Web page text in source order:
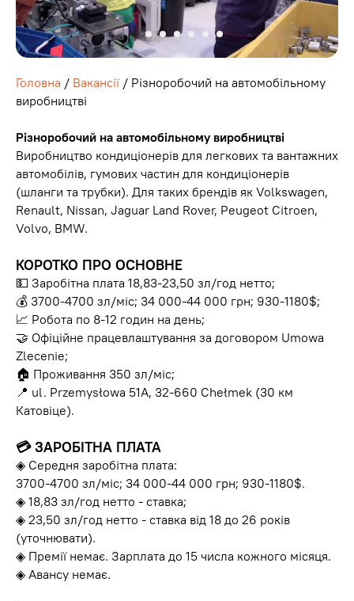
Головна / Вакансії/ Різноробочий на автомобільному
виробництві
Різноробочий на автомобільному виробництві
Виробництво кондиціонерів для легкових та вантажних
автомобілів, гумових частин для кондиціонерів
(шланги та трубки). Для таких брендів як Volkswagen,
Renault, Nissan, Jaguar Land Rover, Peugeot Citroen,
Volvo, BMW.
КОРОТКО ПРО ОСНОВНЕ
💵 Заробітна плата 18,83-23,50 зл/год нетто;
💰 3700-4700 зл/міс; 34 000-44 000 грн; 930-1180$;
📈 Робота по 8-12 годин на день;
🤝 Офіційне працевлаштування за договором Umowa
Zlecenie;
🏠 Проживання 350 зл/міс;
📍 ul. Przemysłowa 51A, 32-660 Chełmek (30 км
Катовіце).
💳 ЗАРОБІТНА ПЛАТА
◈ Середня заробітна плата:
3700-4700 зл/міс; 34 000-44 000 грн; 930-1180$.
◈ 18,83 зл/год нетто - ставка;
◈ 23,50 зл/год нетто - ставка від 18 до 26 років
(уточнювати).
◈ Премії немає. Зарплата до 15 числа кожного місяця.
◈ Авансу немає.